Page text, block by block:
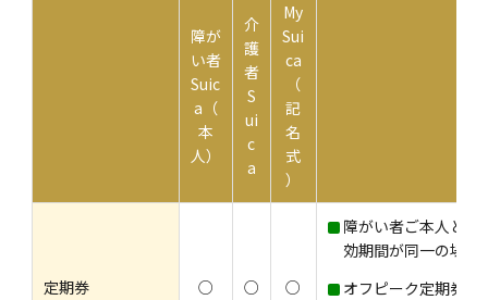
障が
い者
Suic
a（
本
人）
介
護
者
S
ui
c
a
My
Sui
ca
（
記
名
式
）
定期券 ○ ○ ○
障がい者ご本人と介
効期間が同一の場合
オフピーク定期券の